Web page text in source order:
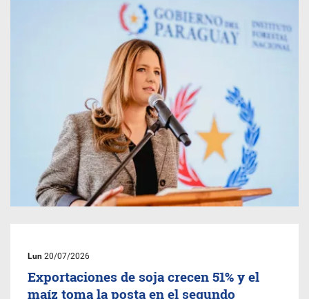
Lun 20/07/2026
Exportaciones de soja crecen 51% y el
maíz toma la posta en el segundo